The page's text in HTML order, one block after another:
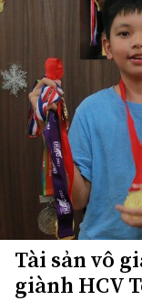
Tài sản vô
giành HCV